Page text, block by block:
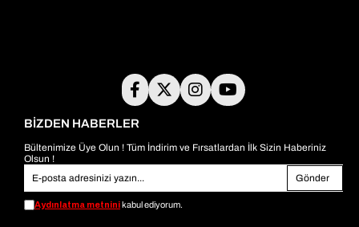
BİZDEN HABERLER
Bültenimize Üye Olun ! Tüm İndirim ve Fırsatlardan İlk Sizin Haberiniz
Olsun !
Gönder
Aydınlatma metnini kabul ediyorum.